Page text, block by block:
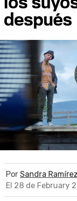
después
Por Sandra
El 28 de February